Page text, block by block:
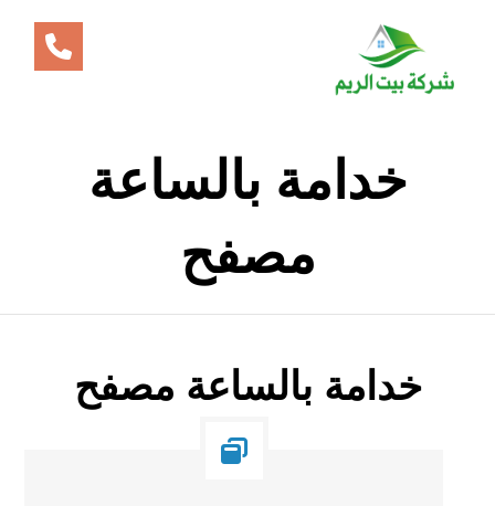
خدامة بالساعة
مصفح
خدامة بالساعة مصفح